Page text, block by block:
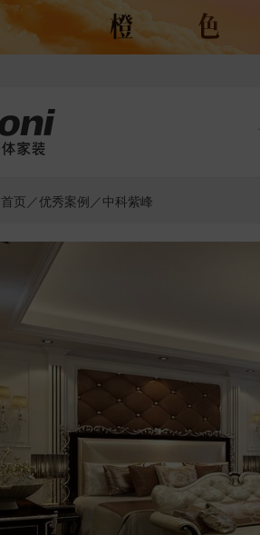
首页 ／优秀案例 ／中科紫峰